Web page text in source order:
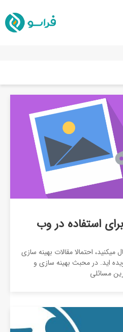
استفاده در وب
احتمالا مقالات بهینه سازی
اید. در محبث بهینه سازی و
مسائلی